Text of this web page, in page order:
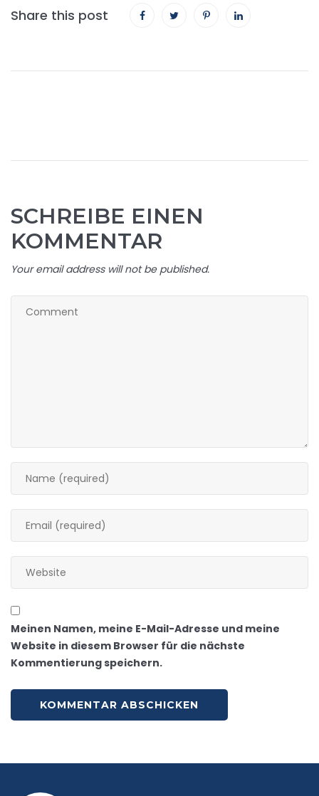
Share this post
SCHREIBE EINEN
KOMMENTAR
Your email address will not be published.
Meinen Namen, meine E-Mail-Adresse und meine
Website in diesem Browser für die nächste
Kommentierung speichern.